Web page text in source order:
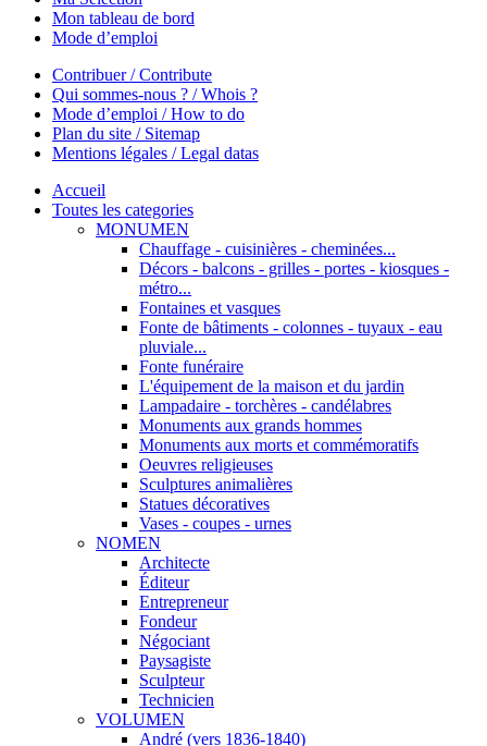
Mon tableau de bord
Mode d’emploi
Contribuer / Contribute
Qui sommes-nous ? / Whois ?
Mode d’emploi / How to do
Plan du site / Sitemap
Mentions légales / Legal datas
Accueil
Toutes les categories
MONUMEN
Chauffage - cuisinières - cheminées...
Décors - balcons - grilles - portes - kiosques -
métro...
Fontaines et vasques
Fonte de bâtiments - colonnes - tuyaux - eau
pluviale...
Fonte funéraire
L'équipement de la maison et du jardin
Lampadaire - torchères - candélabres
Monuments aux grands hommes
Monuments aux morts et commémoratifs
Oeuvres religieuses
Sculptures animalières
Statues décoratives
Vases - coupes - urnes
NOMEN
Architecte
Éditeur
Entrepreneur
Fondeur
Négociant
Paysagiste
Sculpteur
Technicien
VOLUMEN
André (vers 1836-1840)